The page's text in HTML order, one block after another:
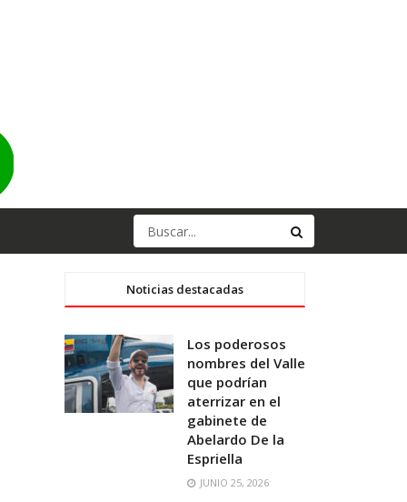
Noticias destacadas
Los poderosos
nombres del Valle
que podrían
aterrizar en el
gabinete de
Abelardo De la
Espriella
JUNIO 25, 2026